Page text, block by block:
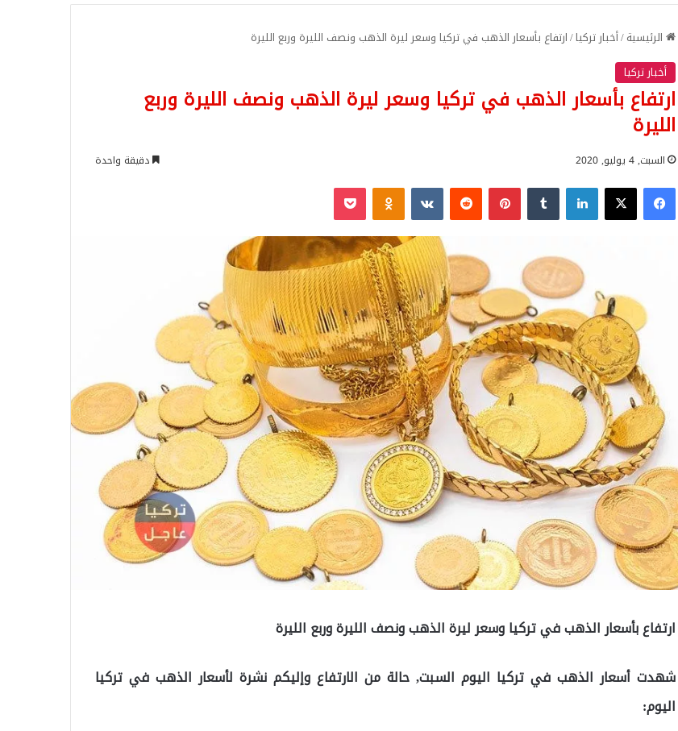
الرئيسية/أخبار تركيا/ارتفاع بأسعار الذهب في تركيا وسعر ليرة الذهب ونصف الليرة وربع الليرة
أخبار تركيا
ارتفاع بأسعار الذهب في تركيا وسعر ليرة الذهب ونصف الليرة وربع
الليرة
السبت, 4 يوليو, 2020 دقيقة واحدة
فيسبوك‫X لينكدإن بينتيريست Odnoklassniki
‫Pocket
ارتفاع بأسعار الذهب في تركيا وسعر ليرة الذهب ونصف الليرة وربع الليرة
شهدت أسعار الذهب في تركيا اليوم السبت, حالة من الارتفاع وإليكم نشرة لأسعار الذهب في تركيا
اليوم: